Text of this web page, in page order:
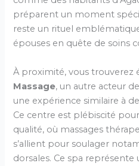
préparent un moment
reste un rituel
épouses en quête de soins
À proximité, vous
Massage, un autre acteur
une expérience similaire à
Ce centre est plébiscité
qualité, où massages
s’allient pour soulager
dorsales. Ce spa